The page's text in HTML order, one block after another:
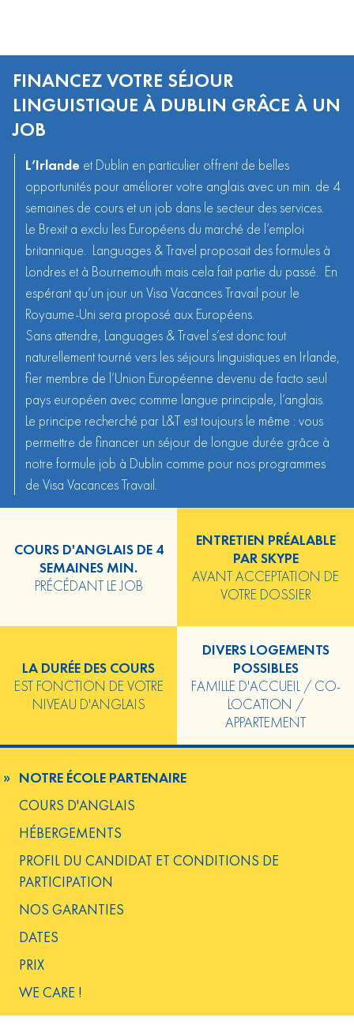
FINANCEZ VOTRE SÉJOUR
LINGUISTIQUE À DUBLIN GRÂCE À UN
JOB
L’Irlande et Dublin en particulier offrent de belles
opportunités pour améliorer votre anglais avec un min. de 4
semaines de cours et un job dans le secteur des services.
Le Brexit a exclu les Européens du marché de l’emploi
britannique. Languages & Travel proposait des formules à
Londres et à Bournemouth mais cela fait partie du passé. En
espérant qu’un jour un Visa Vacances Travail pour le
Royaume-Uni sera proposé aux Européens.
Sans attendre, Languages & Travel s’est donc tout
naturellement tourné vers lesséjours linguistiques en Irlande,
fier membre de l’Union Européenne devenu de facto seul
pays européen avec comme langue principale, l’anglais.
Le principe recherché par L&T est toujours le même : vous
permettre de financer un séjour de longue durée grâce à
notre formule job à Dublin comme pour nos programmes
de Visa Vacances Travail.
COURS D'ANGLAIS DE 4
SEMAINES MIN.
PRÉCÉDANT LE JOB
ENTRETIEN PRÉALABLE
PAR SKYPE
AVANT ACCEPTATION DE
VOTRE DOSSIER
LA DURÉE DES COURS
EST FONCTION DE VOTRE
NIVEAU D'ANGLAIS
DIVERS LOGEMENTS
POSSIBLES
FAMILLE D'ACCUEIL / CO-
LOCATION /
APPARTEMENT
NOTRE ÉCOLE PARTENAIRE
COURS D'ANGLAIS
HÉBERGEMENTS
PROFIL DU CANDIDAT ET CONDITIONS DE
PARTICIPATION
NOS GARANTIES
DATES
PRIX
WE CARE !